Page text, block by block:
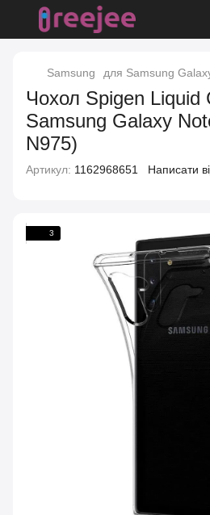
Samsung для Samsung
Чохол Spigen Liquid
Samsung Galaxy
N975)
Артикул: 1162968651 Написати
3